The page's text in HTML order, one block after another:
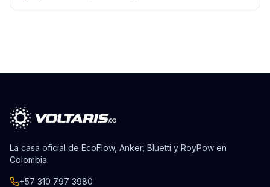
La casa oficial de EcoFlow, Anker, Bluetti y RoyPow en
Colombia.
+57 310 797 3980